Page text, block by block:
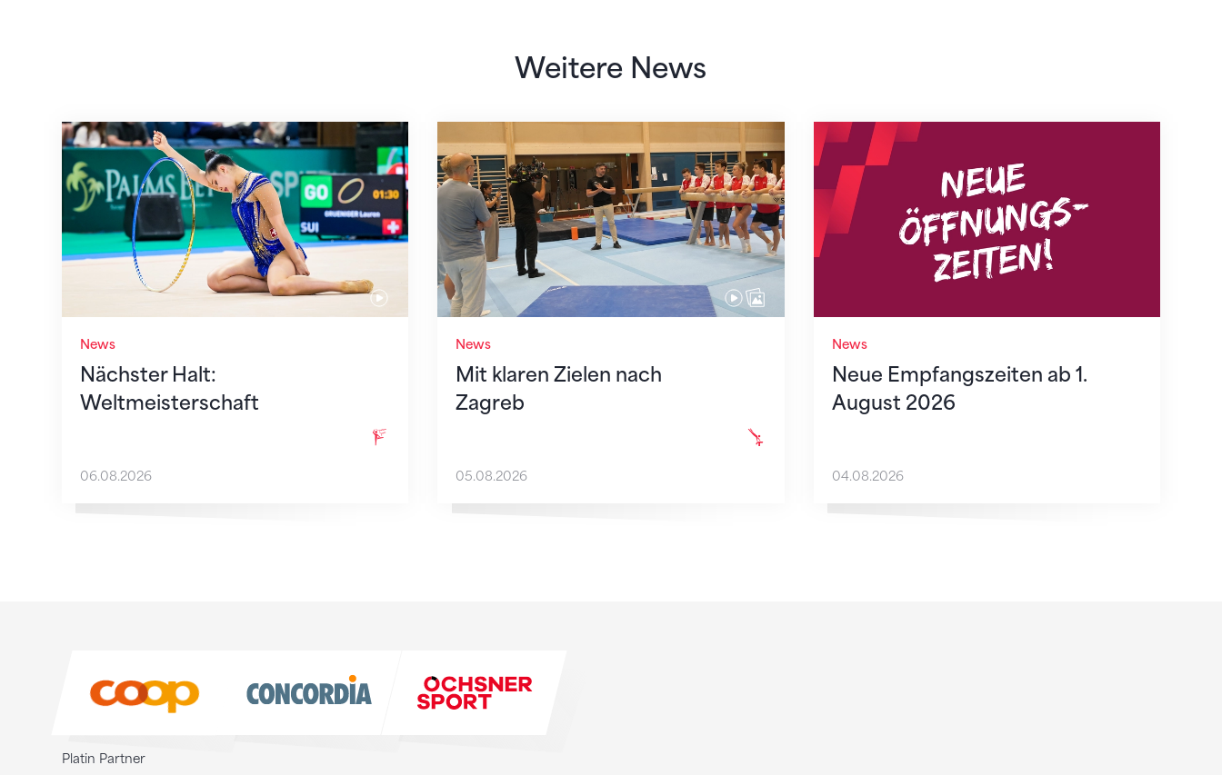
Weitere News
News
Nächster Halt:
Weltmeisterschaft
Nächster Halt: Weltmeisterschaft
06.08.2026
News
Mit klaren Zielen nach
Zagreb
Mit klaren Zielen nach Zagreb
05.08.2026
News
Neue Empfangszeiten ab 1.
August 2026
Neue Empfangszeiten ab 1. August 2026
04.08.2026
Platin Partner